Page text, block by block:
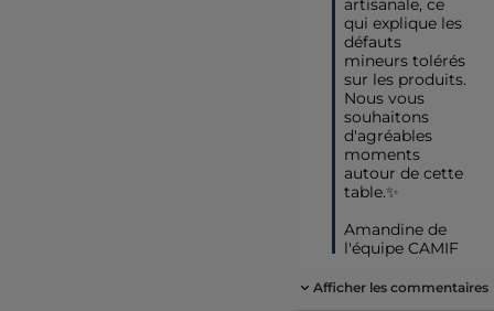
artisanale, ce
qui explique les
défauts
mineurs tolérés
sur les produits.
Nous vous
souhaitons
d'agréables
moments
autour de cette
table.✨
Amandine de
l'équipe CAMIF
Afficher les commentaires